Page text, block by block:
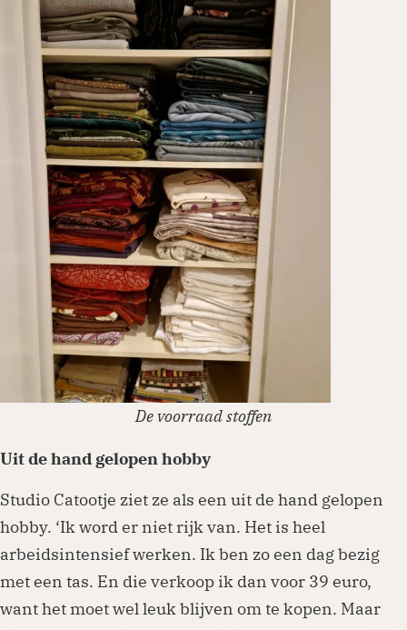
De voorraad stoffen
Uit de hand gelopen hobby
Studio Catootje ziet ze als een uit de hand gelopen
hobby. ‘Ik word er niet rijk van. Het is heel
arbeidsintensief werken. Ik ben zo een dag bezig
met een tas. En die verkoop ik dan voor 39 euro,
want het moet wel leuk blijven om te kopen. Maar